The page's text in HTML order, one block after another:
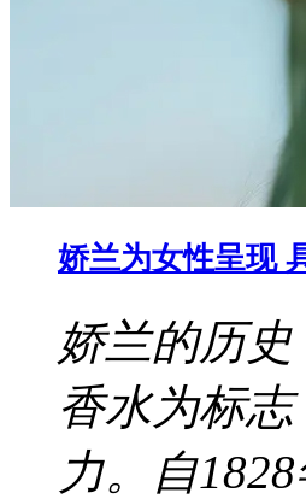
娇兰为女性呈现
娇兰的历
香水为标
力。自